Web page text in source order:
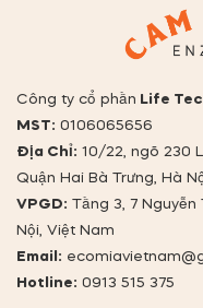
Công ty cổ phần Life
MST: 0106065656
Địa Chỉ: 10/22, ngõ 230
Quận Hai Bà Trưng, Hà
VPGD: Tầng 3, 7 Nguyễn
Nội, Việt Nam
Email:
Hotline: 0913 515 375